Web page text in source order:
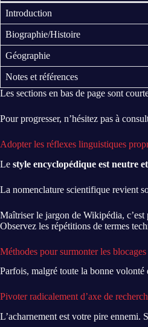
Introduction
Biographie/Histoire
Géographie
Notes et références
Les sections en bas de page sont
Pour progresser, n’hésitez pas à
Adopter les réflexes linguistiques
Le style encyclopédique est neutre
La nomenclature scientifique revient
Maîtriser le jargon de Wikipédia,
Observez les répétitions de termes
Méthodes pour surmonter les blocages
Parfois, malgré toute la bonne volonté
Pivoter radicalement d’axe de
L’acharnement est votre pire ennemi.